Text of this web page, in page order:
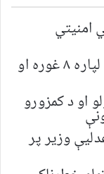
امنیتي
څنګه ښکلي واوسو؟ د طبیعي ښکلا لپاره ۸ غوره او
او د کمزورو
وزیر پر